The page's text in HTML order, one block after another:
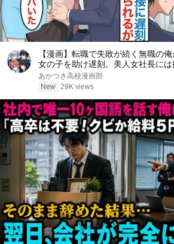
【漫画】転職で失敗が続く無職の
女の子を助け遅刻。美人女社長には
われるが娘が現れて「パパだ」彼女
に似ていたことで働くことになるが
あかつき高校漫画部
New 29K views